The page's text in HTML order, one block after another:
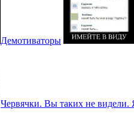
Демотиваторы
Червячки. Вы таких не видели.